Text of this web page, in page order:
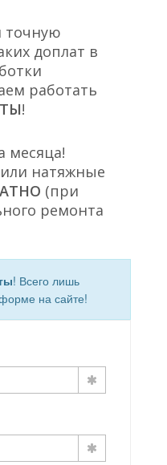
точную
доплат в
работать
!
месяца!
натяжные
(при
ремонта
! Всего лишь
на сайте!